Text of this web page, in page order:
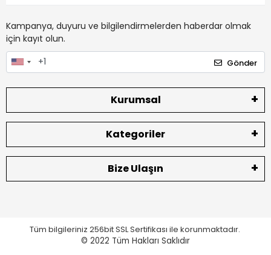
Kampanya, duyuru ve bilgilendirmelerden haberdar olmak
için kayıt olun.
Gönder
Kurumsal
Kategoriler
Bize Ulaşın
Tüm bilgileriniz 256bit SSL Sertifikası ile korunmaktadır.
© 2022 Tüm Hakları Saklıdır